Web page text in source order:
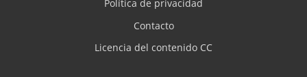
Política de privacidad
Contacto
Licencia del contenido CC